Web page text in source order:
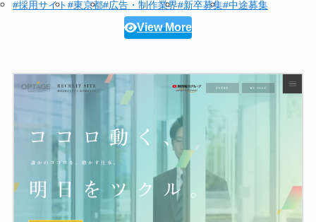
#採用サイト#東京都#広告・制作業界#新卒募集#中途募集
View More